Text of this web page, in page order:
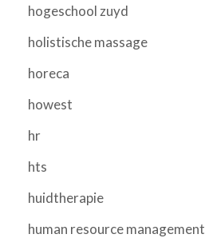
hogeschool zuyd
holistische massage
horeca
howest
hr
hts
huidtherapie
human resource management